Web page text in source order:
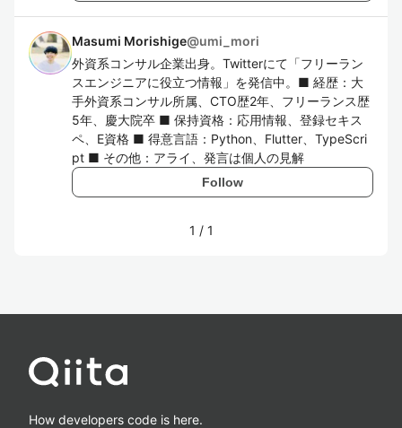
Masumi Morishige@umi_mori
外資系コンサル企業出身。Twitterにて「フリーラン
スエンジニアに役立つ情報」を発信中。■ 経歴：大
手外資系コンサル所属、CTO歴2年、フリーランス歴
5年、慶大院卒 ■ 保持資格：応用情報、登録セキス
ペ、E資格 ■ 得意言語：Python、Flutter、TypeScri
pt ■ その他：アライ、発言は個人の見解
Follow
1 / 1
How developers code is here.